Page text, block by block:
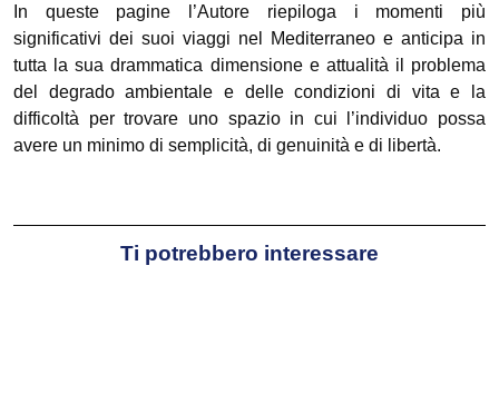
In queste pagine l’Autore riepiloga i momenti più
significativi dei suoi viaggi nel Mediterraneo e anticipa in
tutta la sua drammatica dimensione e attualità il problema
del degrado ambientale e delle condizioni di vita e la
difficoltà per trovare uno spazio in cui l’individuo possa
avere un minimo di semplicità, di genuinità e di libertà.
Ti potrebbero interessare